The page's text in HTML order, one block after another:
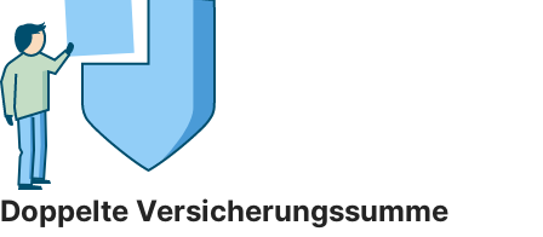
Doppelte Versicherungssumme